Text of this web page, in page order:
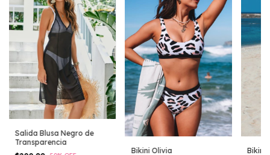
Salida Blusa Negro de
Transparencia
Bikini Olivia
Bikini